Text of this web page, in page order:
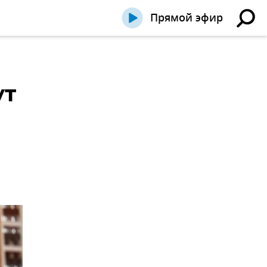
Прямой эфир